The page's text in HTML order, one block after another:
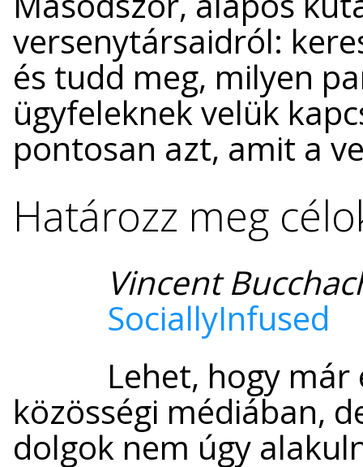
versenytársaidról:
és tudd meg, milyen
ügyfeleknek velük
pontosan azt, amit a
Határozz meg
Vincent
SociallyInfused
Lehet, hogy már
közösségi médiában,
dolgok nem úgy